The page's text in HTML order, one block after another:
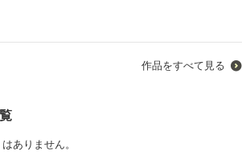
作品をすべて見る
ありません。